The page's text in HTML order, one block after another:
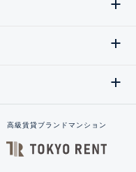
高級賃貸ブランドマンション